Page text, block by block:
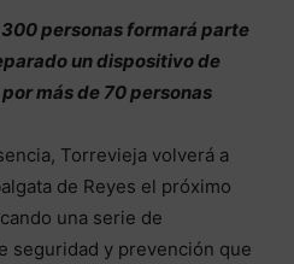
personas formará parte
un dispositivo de
más de 70 personas
Torrevieja volverá a
de Reyes el próximo
una serie de
seguridad y prevención que